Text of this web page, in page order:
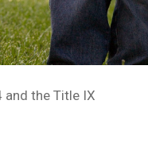
and the Title IX